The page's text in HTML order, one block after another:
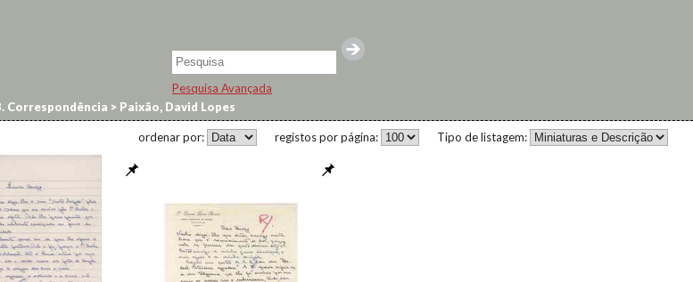
Pesquisa Avançada
Correspondência > Paixão, David Lopes
Tipo de listagem:
registos por página:
ordenar por: